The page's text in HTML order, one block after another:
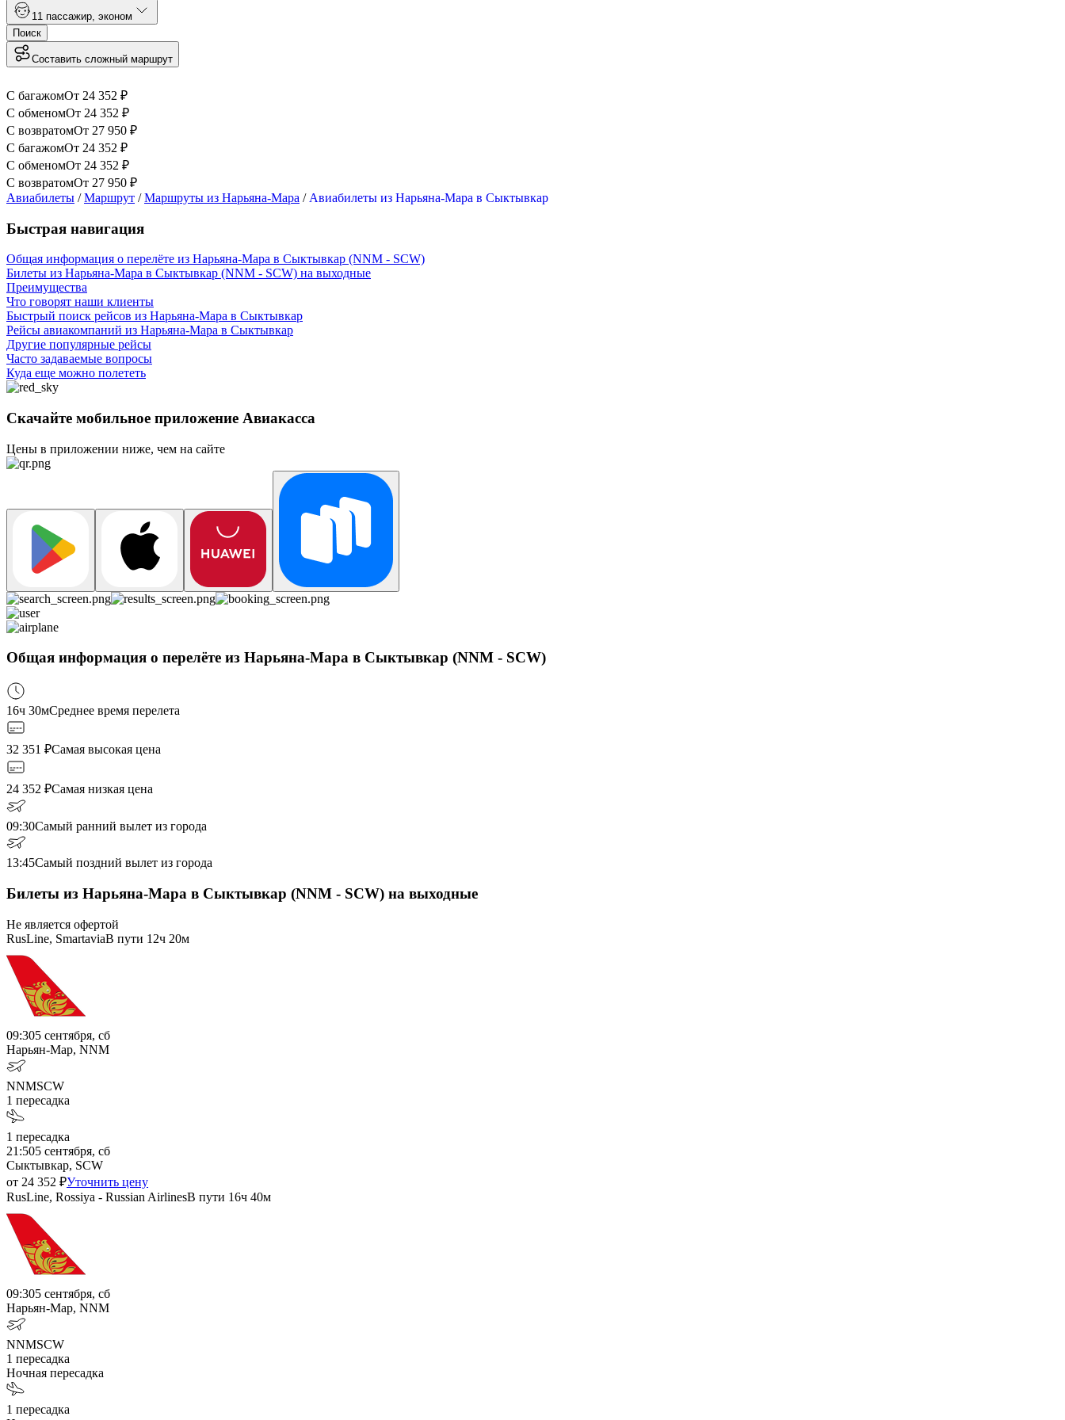
1 1 пассажир эконом
Поиск
Составить сложный маршрут
С багажомОт 24 352 ₽
С обменомОт 24 352 ₽
С возвратомОт 27 950 ₽
С багажомОт 24 352 ₽
С обменомОт 24 352 ₽
С возвратомОт 27 950 ₽
Авиабилеты /Маршрут /Маршруты из Нарьяна-Мара / Авиабилеты из Нарьяна-Мара в Сыктывкар
Быстрая навигация
Общая информация о перелёте из Нарьяна-Мара в Сыктывкар (NNM - SCW)
Билеты из Нарьяна-Мара в Сыктывкар (NNM - SCW) на выходные
Преимущества
Что говорят наши клиенты
Быстрый поиск рейсов из Нарьяна-Мара в Сыктывкар
Рейсы авиакомпаний из Нарьяна-Мара в Сыктывкар
Другие популярные рейсы
Часто задаваемые вопросы
Куда еще можно полететь
Скачайте мобильное приложение Авиакасса
Цены в приложении ниже, чем на сайте
Общая информация о перелёте из Нарьяна-Мара в Сыктывкар (NNM - SCW)
16ч 30мСреднее время перелета
32 351 ₽Самая высокая цена
24 352 ₽Самая низкая цена
09:30Самый ранний вылет из города
13:45Самый поздний вылет из города
Билеты из Нарьяна-Мара в Сыктывкар (NNM - SCW) на выходные
Не является офертой
RusLine, SmartaviaВ пути 12ч 20м
09:305 сентября, сб
Нарьян-Мар, NNM
NNMSCW
1 пересадка
1 пересадка
21:505 сентября, сб
Сыктывкар, SCW
от 24 352 ₽Уточнить цену
RusLine, Rossiya - Russian AirlinesВ пути 16ч 40м
09:305 сентября, сб
Нарьян-Мар, NNM
NNMSCW
1 пересадка
Ночная пересадка
1 пересадка